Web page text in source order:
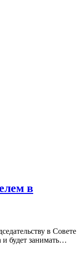
в
в Совете
и будет занимать…